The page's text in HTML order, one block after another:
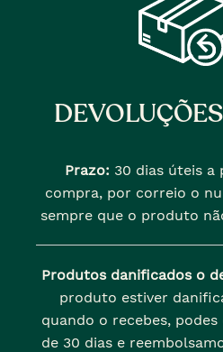
Prazo: 30 dias úteis a
compra, por correio o
sempre que o produto
Produtos danificados o
produto estiver
quando o recebes,
de 30 dias e